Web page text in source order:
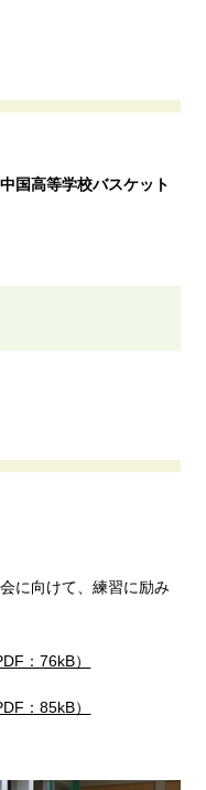
国高等学校バスケット
に向けて、練習に励み
：76kB）
：85kB）